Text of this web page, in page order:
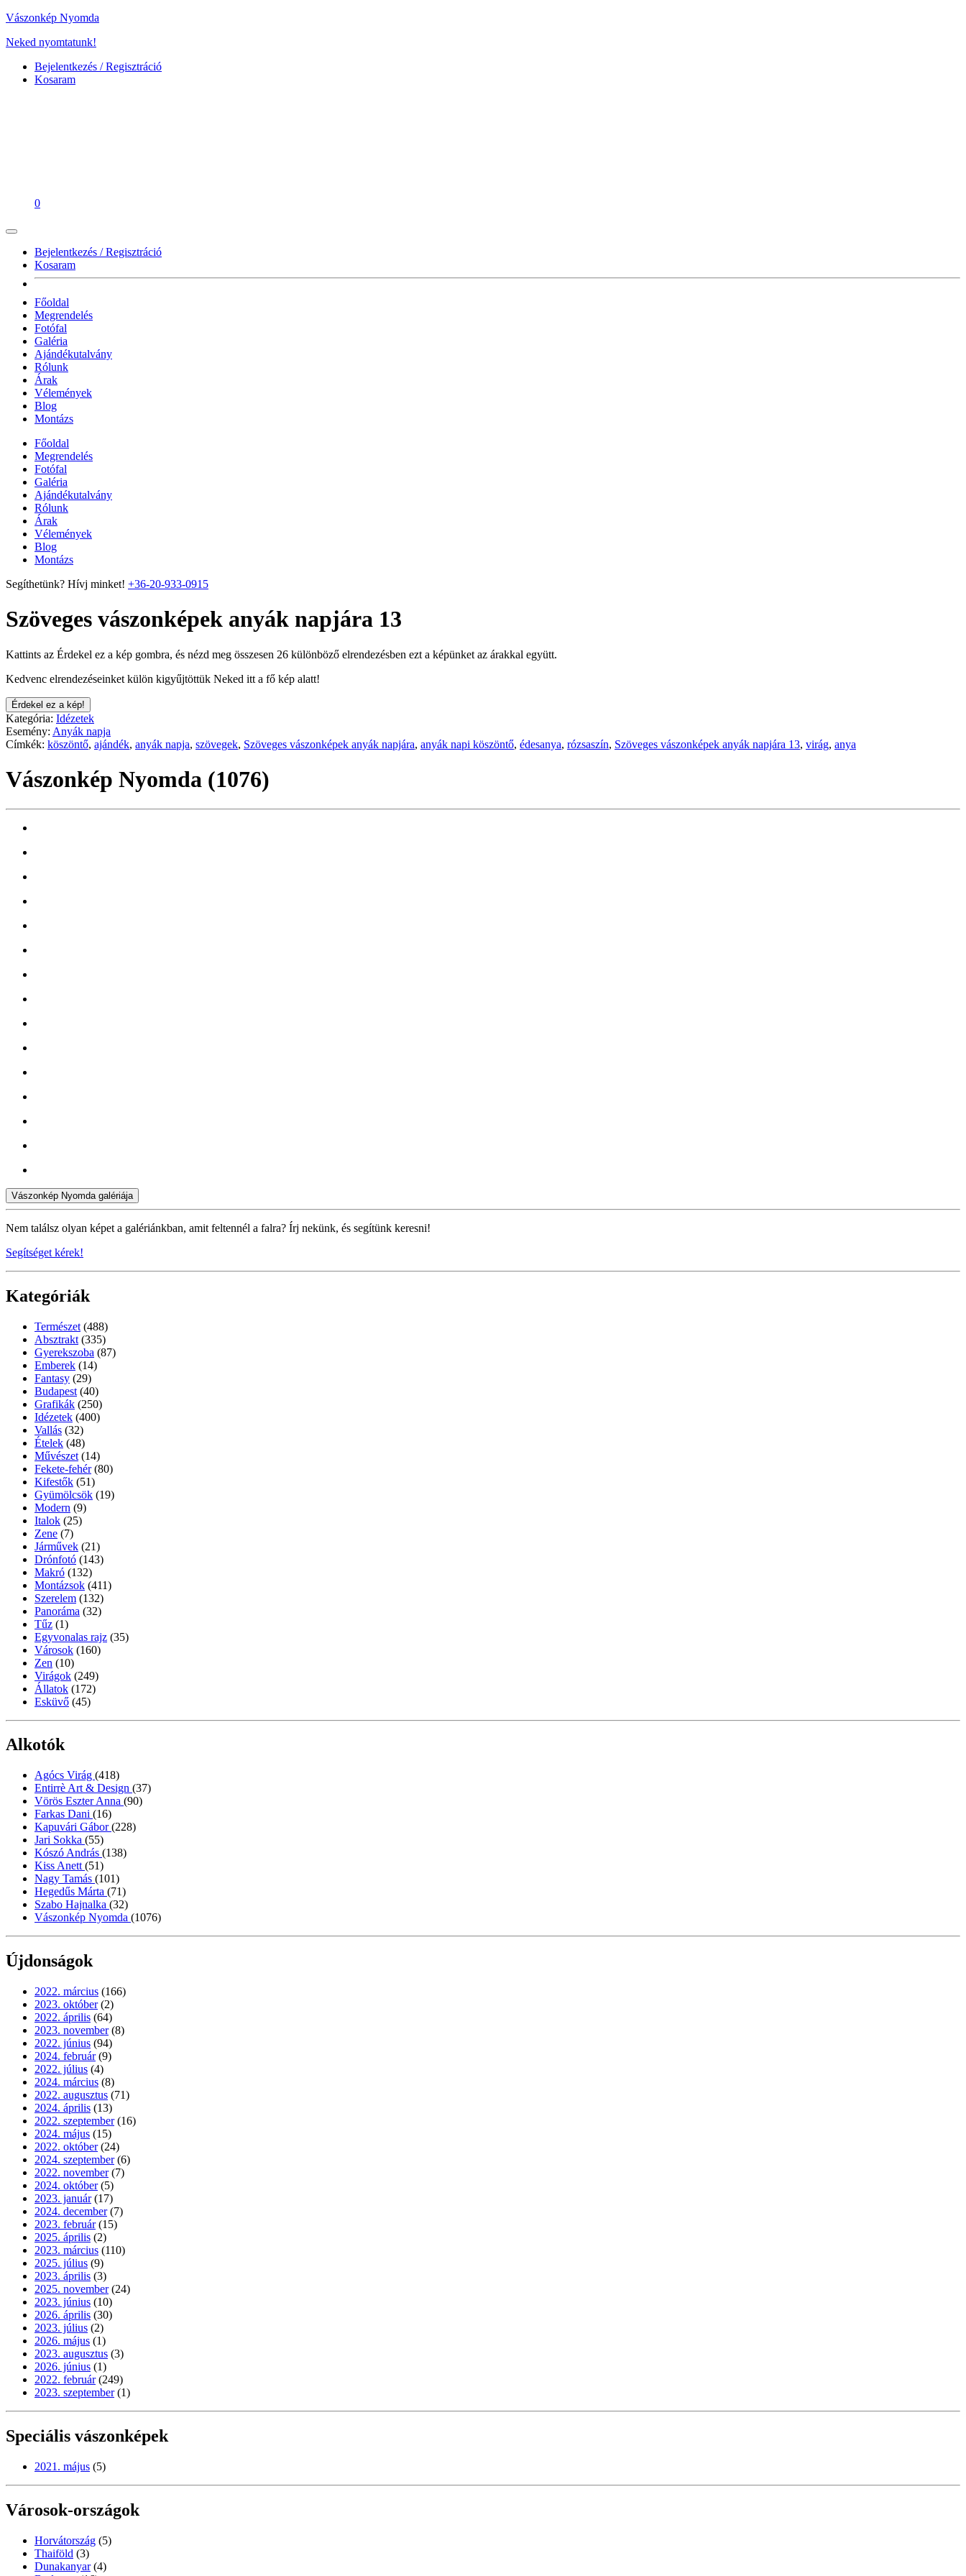
Vászonkép Nyomda
Neked nyomtatunk!
Bejelentkezés / Regisztráció
Kosaram
0
Bejelentkezés / Regisztráció
Kosaram
Főoldal
Megrendelés
Fotófal
Galéria
Ajándékutalvány
Rólunk
Árak
Vélemények
Blog
Montázs
Főoldal
Megrendelés
Fotófal
Galéria
Ajándékutalvány
Rólunk
Árak
Vélemények
Blog
Montázs
Segíthetünk? Hívj minket! +36-20-933-0915
Szöveges vászonképek anyák napjára 13
Kattints az Érdekel ez a kép gombra, és nézd meg összesen 26 különböző elrendezésben ezt a képünket az árakkal együtt.
Kedvenc elrendezéseinket külön kigyűjtöttük Neked itt a fő kép alatt!
Érdekel ez a kép!
Kategória: Idézetek
Esemény: Anyák napja
Címkék: köszöntő, ajándék, anyák napja, szövegek, Szöveges vászonképek anyák napjára, anyák napi köszöntő, édesanya, rózsaszín, Szöveges vászonképek anyák napjára 13, virág, anya
Vászonkép Nyomda (1076)
Vászonkép Nyomda galériája
Nem találsz olyan képet a galériánkban, amit feltennél a falra? Írj nekünk, és segítünk keresni!
Segítséget kérek!
Kategóriák
Természet (488)
Absztrakt (335)
Gyerekszoba (87)
Emberek (14)
Fantasy (29)
Budapest (40)
Grafikák (250)
Idézetek (400)
Vallás (32)
Ételek (48)
Művészet (14)
Fekete-fehér (80)
Kifestők (51)
Gyümölcsök (19)
Modern (9)
Italok (25)
Zene (7)
Járművek (21)
Drónfotó (143)
Makró (132)
Montázsok (411)
Szerelem (132)
Panoráma (32)
Tűz (1)
Egyvonalas rajz (35)
Városok (160)
Zen (10)
Virágok (249)
Állatok (172)
Esküvő (45)
Alkotók
Agócs Virág (418)
Entirrè Art & Design (37)
Vörös Eszter Anna (90)
Farkas Dani (16)
Kapuvári Gábor(228)
Jari Sokka (55)
Kószó András (138)
Kiss Anett (51)
Nagy Tamás (101)
Hegedűs Márta (71)
Szabo Hajnalka (32)
Vászonkép Nyomda (1076)
Újdonságok
2022. március (166)
2023. október (2)
2022. április (64)
2023. november (8)
2022. június (94)
2024. február (9)
2022. július (4)
2024. március (8)
2022. augusztus (71)
2024. április (13)
2022. szeptember (16)
2024. május (15)
2022. október (24)
2024. szeptember (6)
2022. november (7)
2024. október (5)
2023. január (17)
2024. december (7)
2023. február (15)
2025. április (2)
2023. március (110)
2025. július (9)
2023. április (3)
2025. november (24)
2023. június (10)
2026. április (30)
2023. július (2)
2026. május (1)
2023. augusztus (3)
2026. június (1)
2022. február (249)
2023. szeptember (1)
Speciális vászonképek
2021. május (5)
Városok-országok
Horvátország (5)
Thaiföld (3)
Dunakanyar (4)